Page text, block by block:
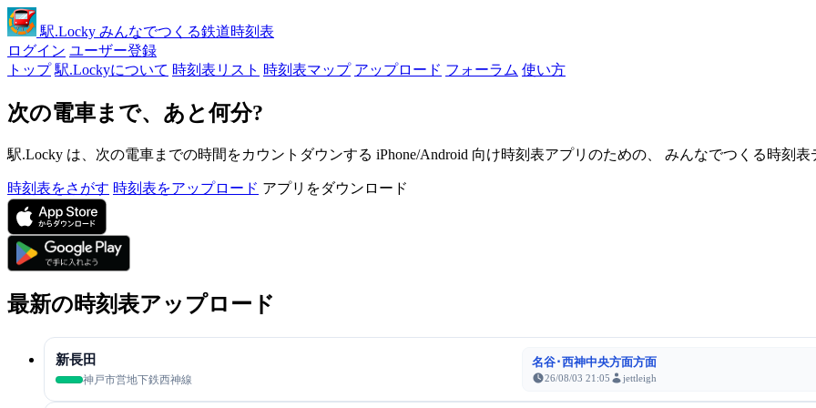
駅.Locky みんなでつくる鉄道時刻表
ログイン ユーザー登録
トップ 駅.Lockyについて 時刻表リスト 時刻表マップ アップロード フォーラム 使い方
次の電車まで、あと何分?
駅.Locky は、次の電車までの時間をカウントダウンする iPhone/Android 向け時刻表アプリのための、 みんなでつくる時刻表
時刻表をさがす 時刻表をアップロード アプリをダウンロード
最新の時刻表アップロード
新長田
神戸市営地下鉄西神線
名谷･西神中央方面方面
26/08/03 21:05 jettleigh